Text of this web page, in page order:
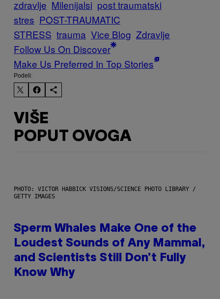
zdravlje Milenijalsi post traumatski
stres POST-TRAUMATIC
STRESS trauma Vice Blog Zdravlje
Follow Us On Discover
Make Us Preferred In Top Stories
Podeli:
VIŠE
POPUT OVOGA
PHOTO: VICTOR HABBICK VISIONS/SCIENCE PHOTO LIBRARY /
GETTY IMAGES
Sperm Whales Make One of the
Loudest Sounds of Any Mammal,
and Scientists Still Don’t Fully
Know Why